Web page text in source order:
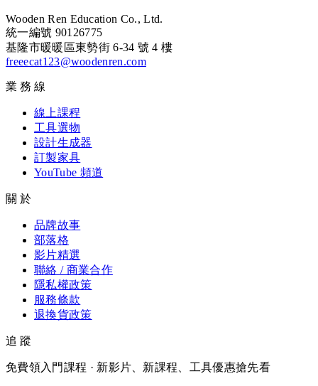
Wooden Ren Education Co., Ltd.
統一編號 90126775
基隆市暖暖區東勢街 6-34 號 4 樓
freeecat123@woodenren.com
業務線
線上課程
工具選物
設計生成器
訂製家具
YouTube 頻道
關於
品牌故事
部落格
影片精選
聯絡 / 商業合作
隱私權政策
服務條款
退換貨政策
追蹤
免費領入門課程 · 新影片、新課程、工具優惠搶先看